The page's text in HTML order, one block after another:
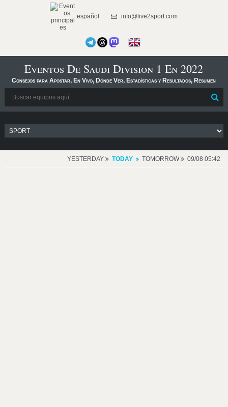
español info@live2sport.com
Eventos De Saudi Division 1 En 2022
Consejos para Apostar, En Vivo, Dónde Ver, Estadísticas y Resultados, Resumen
YESTERDAY TODAY TOMORROW 09/08 05:42